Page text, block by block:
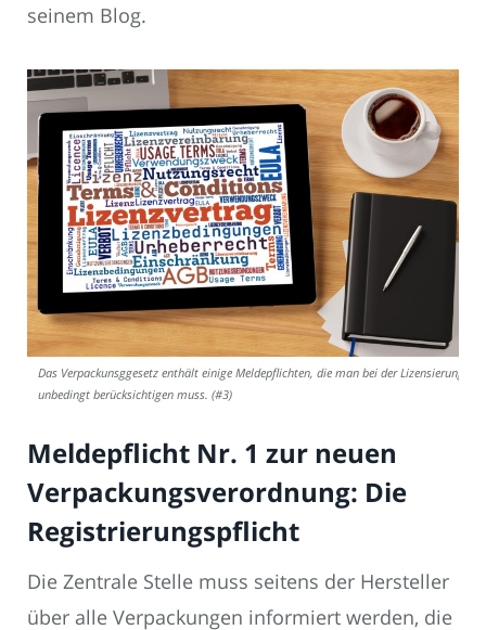
seinem Blog.
Das Verpackunsggesetz enthält einige Meldepflichten, die man bei der Lizensierung
unbedingt berücksichtigen muss. (#3)
Meldepflicht Nr. 1 zur neuen
Verpackungsverordnung: Die
Registrierungspflicht
Die Zentrale Stelle muss seitens der Hersteller
über alle Verpackungen informiert werden, die